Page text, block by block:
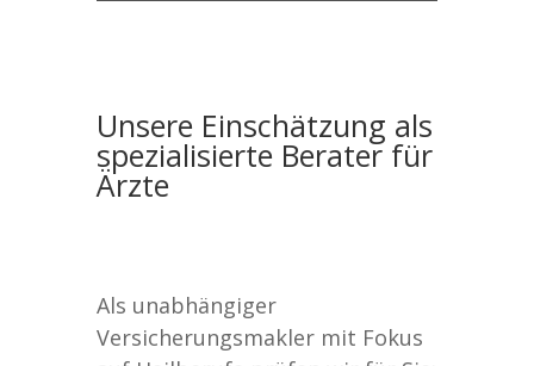
Unsere Einschätzung als
spezialisierte Berater für
Ärzte
Als unabhängiger
Versicherungsmakler mit Fokus